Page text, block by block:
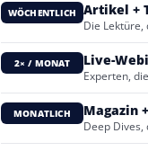
WÖCHENTLICH Artikel +
Die
2× / MONAT Live-
Experten,
MONATLICH Magazin
Deep Dives,